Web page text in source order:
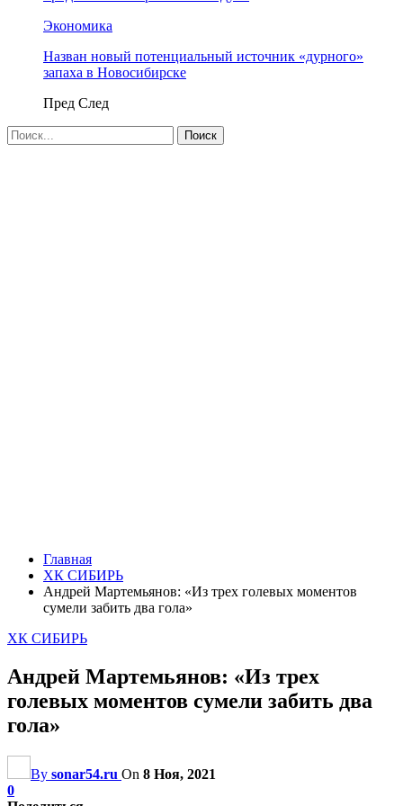
Экономика
Назван новый потенциальный источник «дурного»
запаха в Новосибирске
Пред След
Главная
ХК СИБИРЬ
Андрей Мартемьянов: «Из трех голевых моментов
сумели забить два гола»
ХК СИБИРЬ
Андрей Мартемьянов: «Из трех
голевых моментов сумели забить два
гола»
By sonar54.ru On 8 Ноя, 2021
0